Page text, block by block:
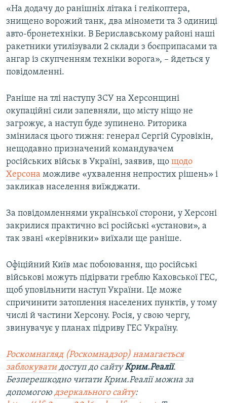
«На додачу до ранішніх літака і гелікоптера,
знищено ворожий танк, два міномети та 3 одиниці
авто-бронетехніки. В Бериславському районі наші
ракетники утилізували 2 склади з боєприпасами та
ангар із скупченням техніки ворога», – йдеться у
повідомленні.
Раніше на тлі наступу ЗСУ на Херсонщині
окупаційні сили запевняли, що місту ніщо не
загрожує, а наступ буде зупинено. Риторика
змінилася цього тижня: генерал Сергій Суровікін,
нещодавно призначений командувачем
російських військ в Україні, заявив, що щодо
Херсона можливе «ухвалення непростих рішень» і
закликав населення виїжджати.
За повідомленнями української сторони, у Херсоні
закрилися практично всі російські «установи», а
так звані «керівники» виїхали ще раніше.
Офіційний Київ має побоювання, що російські
військові можуть підірвати греблю Каховської ГЕС,
щоб уповільнити наступ України. Це може
спричинити затоплення населених пунктів, у тому
числі й частини Херсону. Росія, у свою чергу,
звинувачує у планах підриву ГЕС Україну.
Роскомнагляд (Роскомнадзор) намагається
заблокуватидоступ до сайтуКрим.Реалії.
Безперешкодно читати Крим.Реалії можна за
допомогою дзеркального сайту: